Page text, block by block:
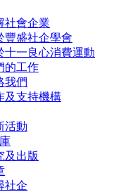
社會企業
豐盛社企學會
十一良心消費運動
的工作
我們
及支持機構
活動
及出版
社企